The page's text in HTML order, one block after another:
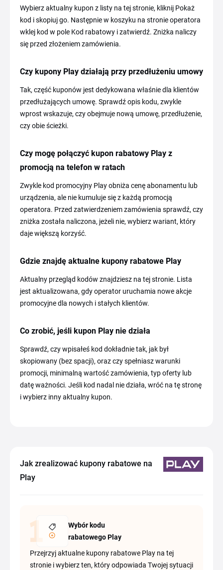
Wybierz aktualny kupon z listy na tej stronie, kliknij Pokaż
kod i skopiuj go. Następnie w koszyku na stronie operatora
wklej kod w pole Kod rabatowy i zatwierdź. Zniżka naliczy
się przed złożeniem zamówienia.
Czy kupony Play działają przy przedłużeniu umowy
Tak, część kuponów jest dedykowana właśnie dla klientów
przedłużających umowę. Sprawdź opis kodu, zwykle
wprost wskazuje, czy obejmuje nową umowę, przedłużenie,
czy obie ścieżki.
Czy mogę połączyć kupon rabatowy Play z
promocją na telefon w ratach
Zwykle kod promocyjny Play obniża cenę abonamentu lub
urządzenia, ale nie kumuluje się z każdą promocją
operatora. Przed zatwierdzeniem zamówienia sprawdź, czy
zniżka została naliczona, jeżeli nie, wybierz wariant, który
daje większą korzyść.
Gdzie znajdę aktualne kupony rabatowe Play
Aktualny przegląd kodów znajdziesz na tej stronie. Lista
jest aktualizowana, gdy operator uruchamia nowe akcje
promocyjne dla nowych i stałych klientów.
Co zrobić, jeśli kupon Play nie działa
Sprawdź, czy wpisałeś kod dokładnie tak, jak był
skopiowany (bez spacji), oraz czy spełniasz warunki
promocji, minimalną wartość zamówienia, typ oferty lub
datę ważności. Jeśli kod nadal nie działa, wróć na tę stronę
i wybierz inny aktualny kupon.
Jak zrealizować kupony rabatowe na
Play
Wybór kodu
rabatowego Play
Przejrzyj aktualne kupony rabatowe Play na tej
stronie i wybierz ten, który odpowiada Twojej sytuacji